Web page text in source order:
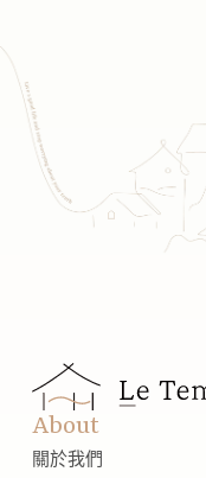
About
關於我們